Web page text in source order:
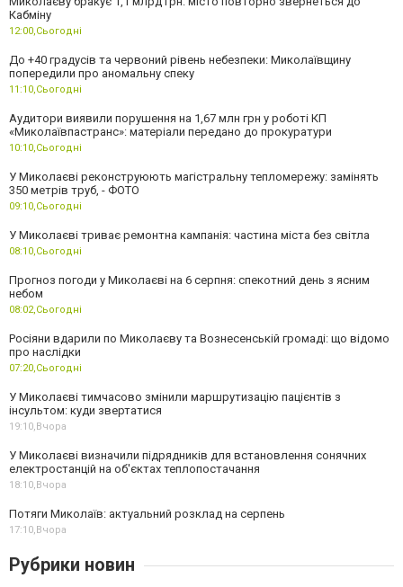
Кабміну
12:00, Сьогодні
До +40 градусів та червоний рівень небезпеки: Миколаївщину
попередили про аномальну спеку
11:10, Сьогодні
Аудитори виявили порушення на 1,67 млн грн у роботі КП
«Миколаївпастранс»: матеріали передано до прокуратури
10:10, Сьогодні
У Миколаєві реконструюють магістральну тепломережу: замінять
350 метрів труб, - ФОТО
09:10, Сьогодні
У Миколаєві триває ремонтна кампанія: частина міста без світла
08:10, Сьогодні
Прогноз погоди у Миколаєві на 6 серпня: спекотний день з ясним
небом
08:02, Сьогодні
Росіяни вдарили по Миколаєву та Вознесенській громаді: що відомо
про наслідки
07:20, Сьогодні
У Миколаєві тимчасово змінили маршрутизацію пацієнтів з
інсультом: куди звертатися
19:10, Вчора
У Миколаєві визначили підрядників для встановлення сонячних
електростанцій на об'єктах теплопостачання
18:10, Вчора
Потяги Миколаїв: актуальний розклад на серпень
17:10, Вчора
Рубрики новин